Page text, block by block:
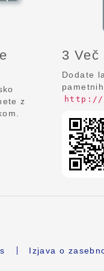
z
3 Več
Dodate
http://
Izjava o